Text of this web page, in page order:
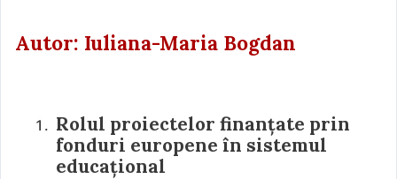
Autor: Iuliana-Maria Bogdan
Rolul proiectelor finanțate prin
fonduri europene în sistemul
educațional